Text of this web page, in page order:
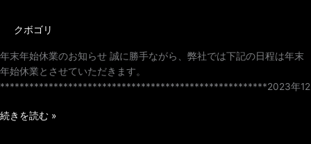
クボゴリ
年末年始休業のお知らせ 誠に勝手ながら、弊社では下記の日程は年末
年始休業とさせていただきます。
*******************************************************2023年12
の
お
知
せ
続きを読む »